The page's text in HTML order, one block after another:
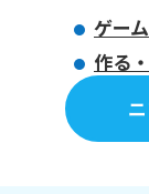
ゲーム
作る